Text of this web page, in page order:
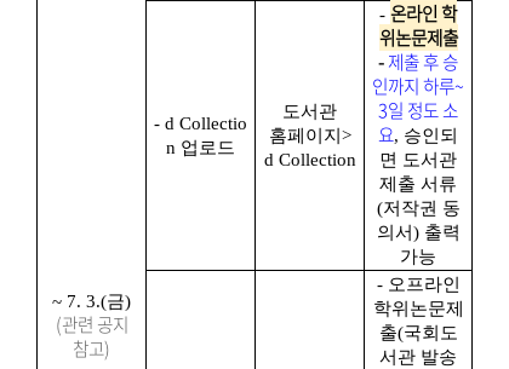
~ 7. 3.(금)
(관련 공지
참고)
- d Collectio
n 업로드
도서관
홈페이지 >
d Collection
- 온라인 학
위논문제출
-제출 후 승
인까지 하루~
3일 정도 소
요, 승인되
면 도서관
제출 서류
(저작권 동
의서) 출력
가능
- 오프라인
학위논문제
출(국회도
서관 발송